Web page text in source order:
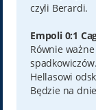
czyli Berardi.
Empoli 0:1
Równie
Hellasowi
Będzie na